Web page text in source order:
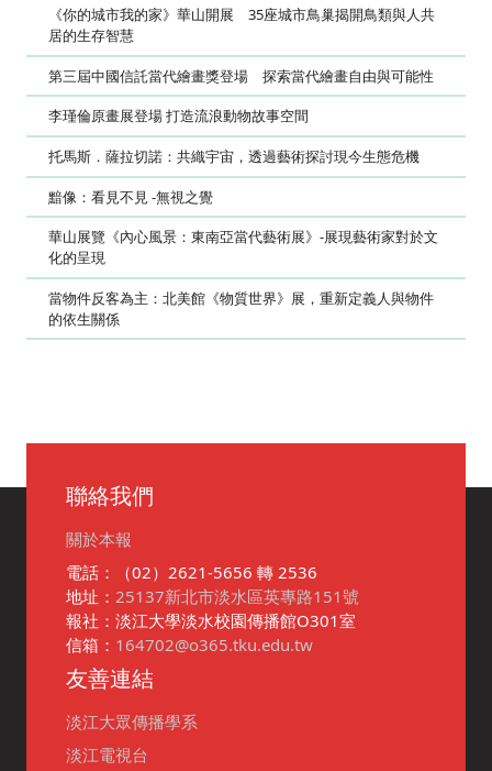
《你的城市我的家》華山開展 35座城市鳥巢揭開鳥類與人共
居的生存智慧
第三屆中國信託當代繪畫獎登場 探索當代繪畫自由與可能性
李瑾倫原畫展登場 打造流浪動物故事空間
托馬斯．薩拉切諾：共織宇宙，透過藝術探討現今生態危機
黯像：看見不見 -無視之覺
華山展覽《內心風景：東南亞當代藝術展》-展現藝術家對於文
化的呈現
當物件反客為主：北美館《物質世界》展，重新定義人與物件
的依生關係
聯絡我們
關於本報
電話：（02）2621-5656 轉 2536
地址： 25137新北市淡水區英專路151號
報社：淡江大學淡水校園傳播館O301室
信箱： 164702@o365.tku.edu.tw
友善連結
淡江大眾傳播學系
淡江電視台